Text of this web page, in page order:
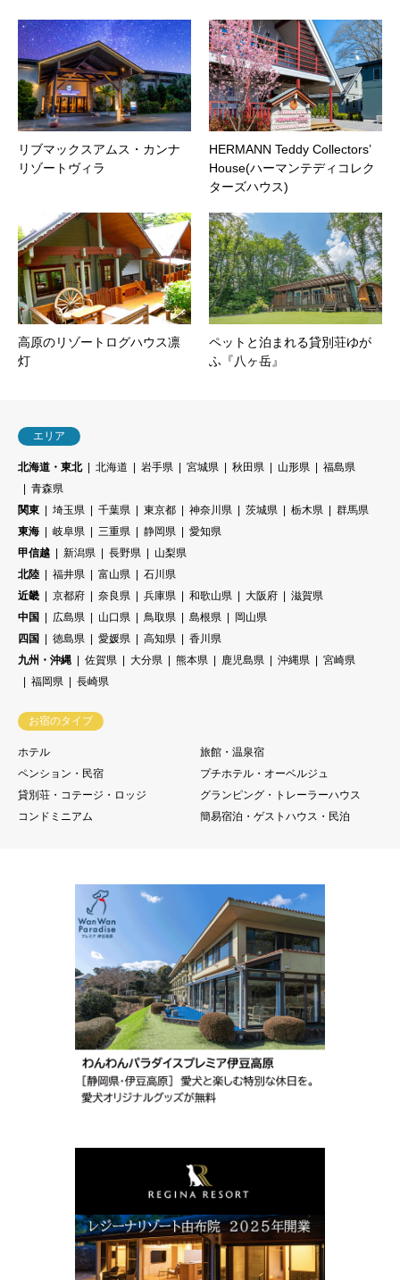
リブマックスアムス・カンナ
リゾートヴィラ
HERMANN Teddy Collectors’
House(ハーマンテディコレク
ターズハウス)
高原のリゾートログハウス凛
灯
ペットと泊まれる貸別荘ゆが
ふ『八ヶ岳』
エリア
北海道・東北 北海道 岩手県 宮城県 秋田県 山形県
福島県
青森県
関東
埼玉県 千葉県 東京都 神奈川県 茨城県 栃木県
群馬県
東海
岐阜県 三重県 静岡県
愛知県
甲信越
新潟県 長野県
山梨県
北陸
福井県 富山県
石川県
近畿
京都府 奈良県 兵庫県 和歌山県 大阪府
滋賀県
中国
広島県 山口県 鳥取県 島根県
岡山県
四国
徳島県 愛媛県 高知県
香川県
九州・沖縄
佐賀県 大分県 熊本県 鹿児島県 沖縄県
宮崎県
福岡県
長崎県
お宿のタイプ
ホテル
旅館・温泉宿
ペンション・民宿
プチホテル・オーベルジュ
貸別荘・コテージ・ロッジ
グランピング・トレーラーハウス
コンドミニアム
簡易宿泊・ゲストハウス・民泊